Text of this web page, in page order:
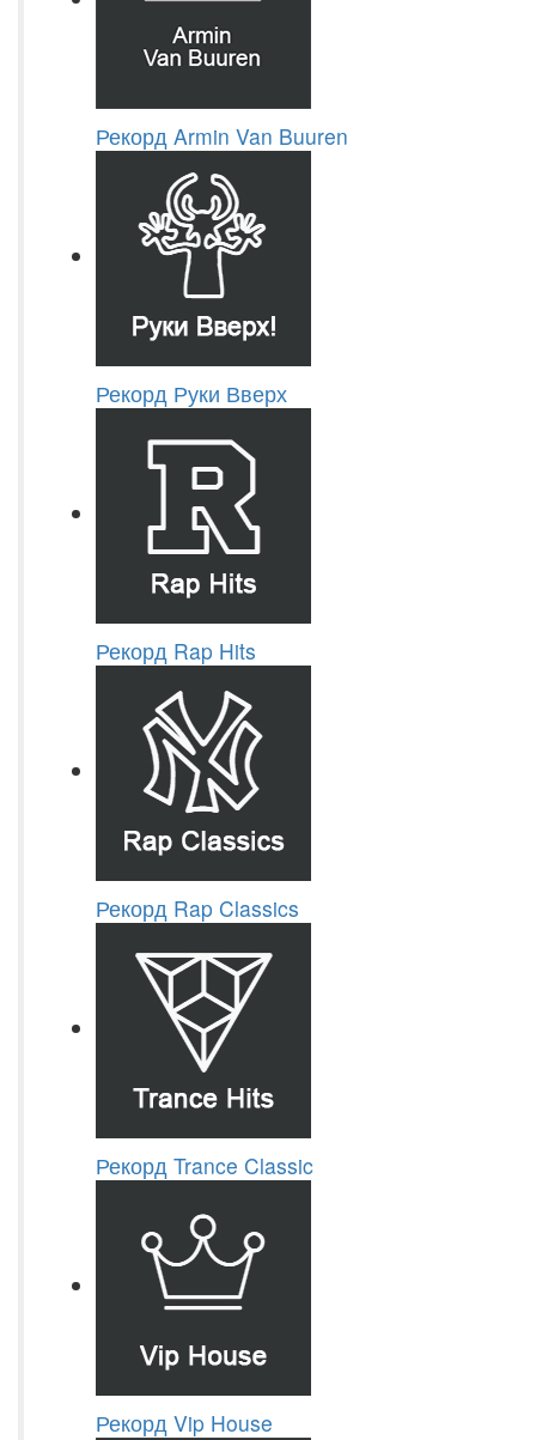
Рекорд Armin Van Buuren
Рекорд Руки Вверх
Рекорд Rap Hits
Рекорд Rap Classics
Рекорд Trance Classic
Рекорд Vip House